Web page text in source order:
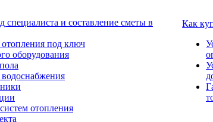
специалиста и составление сметы в
под ключ
оборудования
отопления
Как